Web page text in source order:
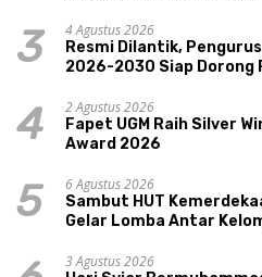
3
4 Agustus 2026
Resmi Dilantik,
2026-2030 Siap
4
2 Agustus 2026
Fapet UGM Raih Silver
Award 2026
5
6 Agustus 2026
Sambut HUT
Gelar Lomba Antar
3 Agustus 2026